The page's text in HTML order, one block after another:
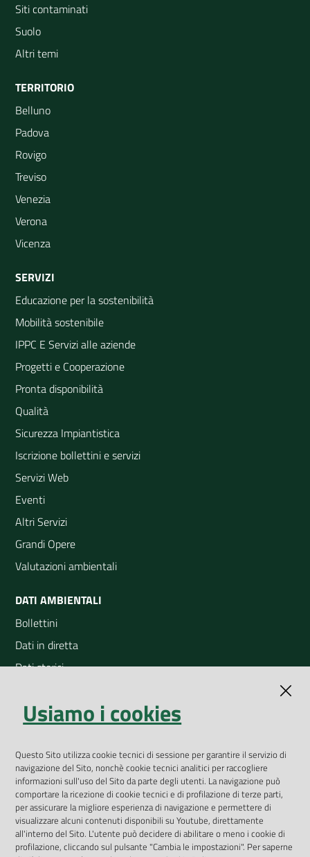
Siti contaminati
Suolo
Altri temi
TERRITORIO
Belluno
Padova
Rovigo
Treviso
Venezia
Verona
Vicenza
SERVIZI
Educazione per la sostenibilità
Mobilità sostenibile
IPPC E Servizi alle aziende
Progetti e Cooperazione
Pronta disponibilità
Qualità
Sicurezza Impiantistica
Iscrizione bollettini e servizi
Servizi Web
Eventi
Altri Servizi
Grandi Opere
Valutazioni ambientali
DATI AMBIENTALI
Bollettini
Dati in diretta
Dati storici
Open Data
App Arpav
Rapporti regionali annuali
Le Infografiche
Dispenser dati
Usiamo i cookies
Questo Sito utilizza cookie tecnici di sessione per garantire il servizio di
navigazione del Sito, nonchè cookie tecnici analitici per raccogliere
informazioni sull'uso del Sito da parte degli utenti. La navigazione può
comportare la ricezione di cookie tecnici e di profilazione di terze parti,
per assicurare la migliore esperienza di navigazione e permettere di
visualizzare alcuni contenuti disponibili su Youtube, direttamente
all'interno del Sito. L'utente può decidere di abilitare o meno i cookie di
profilazione, cliccando sul pulsante "Cambia le impostazioni". Per saperne